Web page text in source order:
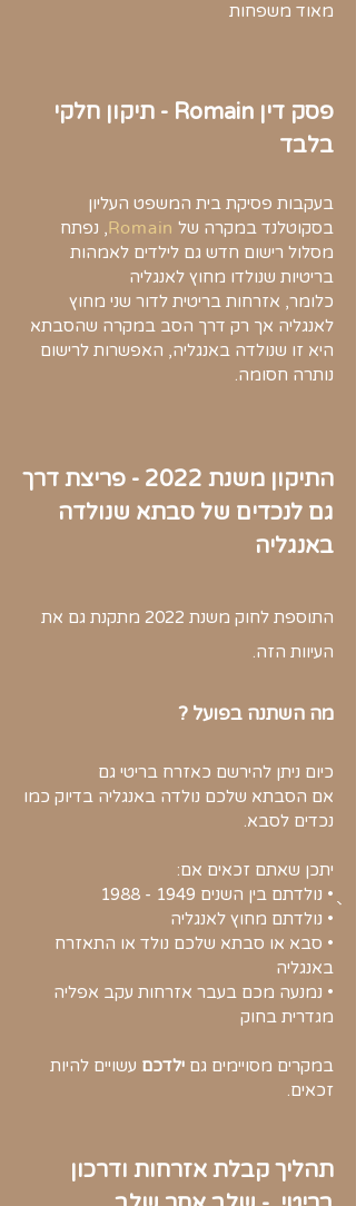
מאוד משפחות
פסק דין Romain - תיקון חלקי
בלבד
בעקבות פסיקת בית המשפט העליון
בסקוטלנד במקרה של Romain, נפתח
מסלול רישום חדש גם לילדים לאמהות
בריטיות שנולדו מחוץ לאנגליה
כלומר, אזרחות בריטית לדור שני מחוץ
לאנגליה אך רק דרך הסב במקרה שהסבתא
היא זו שנולדה באנגליה, האפשרות לרישום
נותרה חסומה.
התיקון משנת 2022 - פריצת דרך
גם לנכדים של סבתא שנולדה
באנגליה
התוספת לחוק משנת 2022 מתקנת גם את
העיוות הזה.
מה השתנה בפועל​ ?
כיום ניתן להירשם כאזרח בריטי גם
אם הסבתא שלכם נולדה באנגליה בדיוק כמו
נכדים לסבא.
יתכן שאתם זכאים אם:
ֻֻֻ• נולדתם בין השנים 1949 - 1988
• נולדתם מחוץ לאנגליה
• סבא או סבתא שלכם נולד או התאזרח
באנגליה
• נמנעה מכם בעבר אזרחות עקב אפליה
מגדרית בחוק
במקרים מסויימים גם ילדכם עשויים להיות
זכאים.
תהליך קבלת אזרחות ודרכון